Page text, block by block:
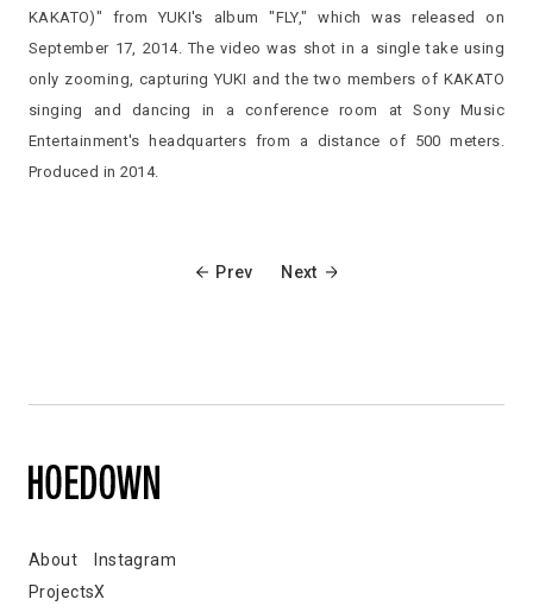
KAKATO)" from YUKI's album "FLY," which was released on
September 17, 2014. The video was shot in a single take using
only zooming, capturing YUKI and the two members of KAKATO
singing and dancing in a conference room at Sony Music
Entertainment's headquarters from a distance of 500 meters.
Produced in 2014.
Prev Next
About
Projects
Instagram
X